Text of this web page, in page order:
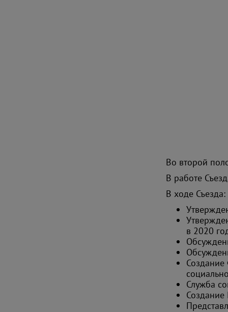
Во второй
В работе
В ходе Съезда:
в 2020
Создание
Служба
Создание